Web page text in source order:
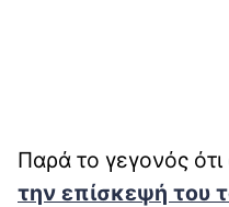
Παρά το γεγονός
την επίσκεψή του